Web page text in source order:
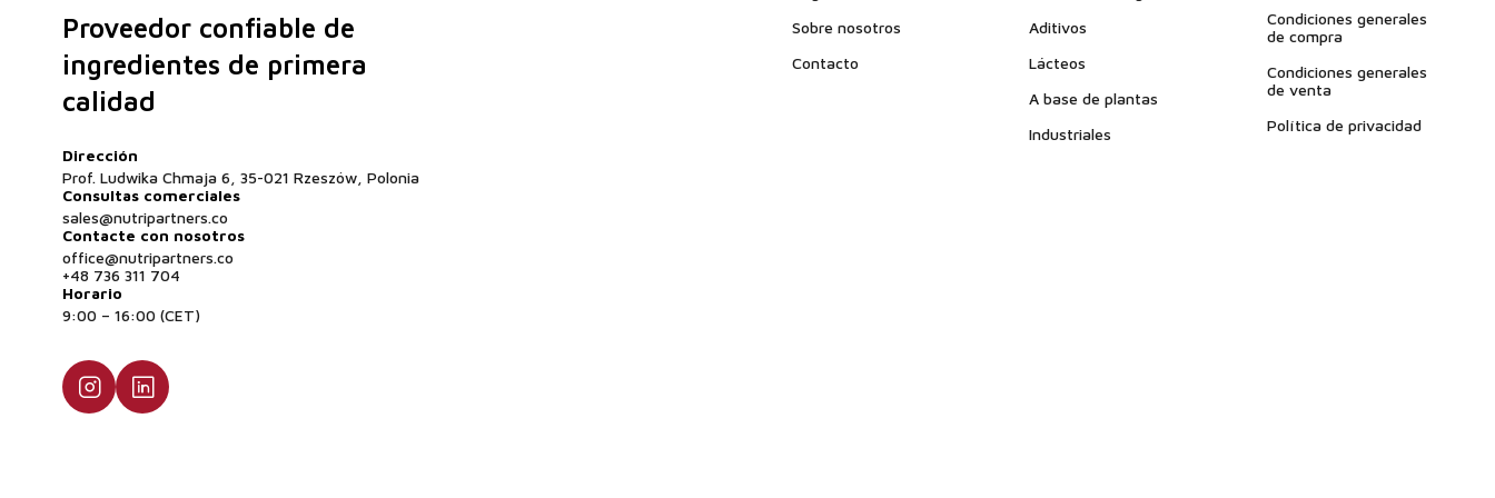
Proveedor confiable de
ingredientes de primera
calidad
Dirección
Prof. Ludwika Chmaja 6, 35-021 Rzeszów, Polonia
Consultas comerciales
sales@nutripartners.co
Contacte con nosotros
office@nutripartners.co
+48 736 311 704
Horario
9:00 – 16:00 (CET)
Sobre nosotros
Contacto
Aditivos
Lácteos
A base de plantas
Industriales
Condiciones generales
de compra
Condiciones generales
de venta
Política de privacidad